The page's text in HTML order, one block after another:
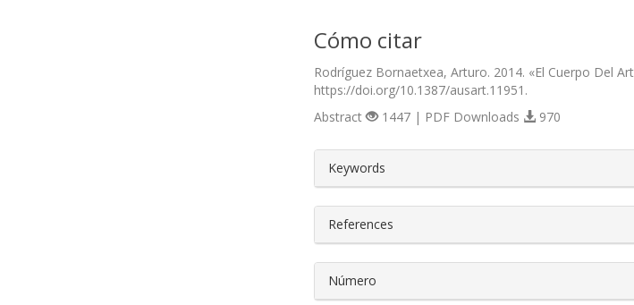
Cómo citar
Rodríguez Bornaetxea, Arturo. 2014. «El Cuerpo Del
https://doi.org/10.1387/ausart.11951.
Abstract 1447 | PDF Downloads 970
Keywords
References
Número